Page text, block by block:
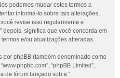
podemos mudar estes termos a
informá-lo sobre tais alterações,
revise isso regularmente e
depois, significa que você concorda em
e/ou atualizações alteradas.
por phpBB (também denominado como
“phpBB Limited”,
de fórum lançado sob a “